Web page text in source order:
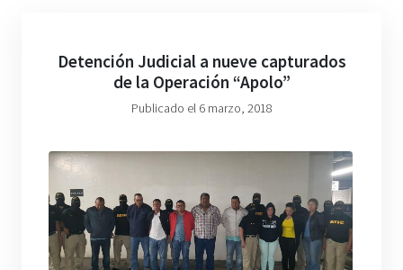
Detención Judicial a nueve capturados
de la Operación “Apolo”
Publicado el 6 marzo, 2018